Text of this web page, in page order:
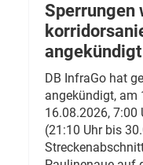
Sperrungen
angekündigt
DB InfraGo hat
angekündigt, am
16.08.2026, 7:00
(21:10 Uhr bis